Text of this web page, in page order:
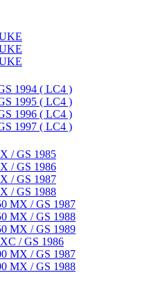
1994 ( LC4 )
1995 ( LC4 )
1996 ( LC4 )
1997 ( LC4 )
/ GS 1985
/ GS 1986
/ GS 1987
/ GS 1988
MX / GS 1987
MX / GS 1988
MX / GS 1989
/ GS 1986
MX / GS 1987
MX / GS 1988